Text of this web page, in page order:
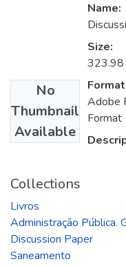
No
Thumbnail
Available
Name:
Size:
323.98
Adobe
Format
Collections
Livros
Administração Pública.
Discussion Paper
Saneamento